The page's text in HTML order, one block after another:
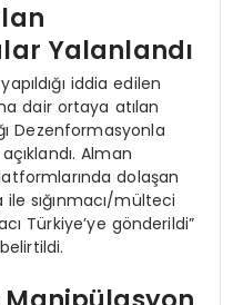
Yalanlandı
iddia edilen
dair ortaya atılan
Dezenformasyonla
Alman
dolaşan
sığınmacı/mülteci
Türkiye’ye gönderildi”